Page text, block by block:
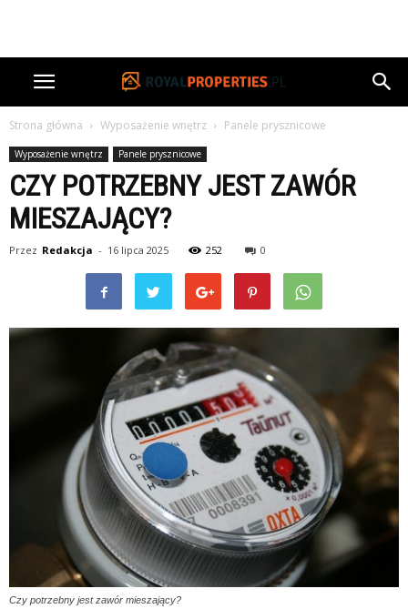
Strona główna Wyposażenie wnętrz Panele prysznicowe
Wyposażenie wnętrz Panele prysznicowe
CZY POTRZEBNY JEST ZAWÓR
MIESZAJĄCY?
Przez Redakcja - 16 lipca 2025 252 0
Czy potrzebny jest zawór mieszający?